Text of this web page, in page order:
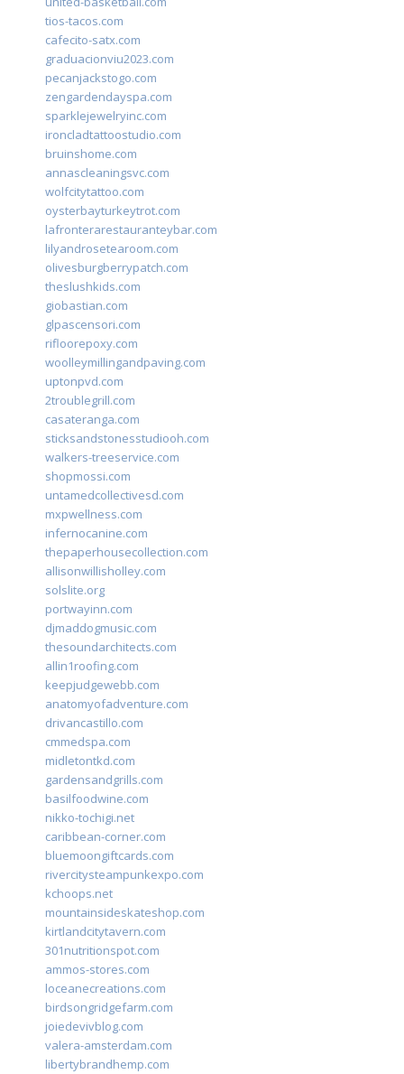
tios-tacos.com
cafecito-satx.com
graduacionviu2023.com
pecanjackstogo.com
zengardendayspa.com
sparklejewelryinc.com
ironcladtattoostudio.com
bruinshome.com
annascleaningsvc.com
wolfcitytattoo.com
oysterbayturkeytrot.com
lafronterarestauranteybar.com
lilyandrosetearoom.com
olivesburgberrypatch.com
theslushkids.com
giobastian.com
glpascensori.com
rifloorepoxy.com
woolleymillingandpaving.com
uptonpvd.com
2troublegrill.com
casateranga.com
sticksandstonesstudiooh.com
walkers-treeservice.com
shopmossi.com
untamedcollectivesd.com
mxpwellness.com
infernocanine.com
thepaperhousecollection.com
allisonwillisholley.com
solslite.org
portwayinn.com
djmaddogmusic.com
thesoundarchitects.com
allin1roofing.com
keepjudgewebb.com
anatomyofadventure.com
drivancastillo.com
cmmedspa.com
midletontkd.com
gardensandgrills.com
basilfoodwine.com
nikko-tochigi.net
caribbean-corner.com
bluemoongiftcards.com
rivercitysteampunkexpo.com
kchoops.net
mountainsideskateshop.com
kirtlandcitytavern.com
301nutritionspot.com
ammos-stores.com
loceanecreations.com
birdsongridgefarm.com
joiedevivblog.com
valera-amsterdam.com
libertybrandhemp.com